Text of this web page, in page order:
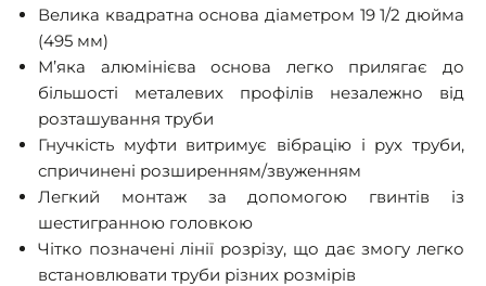
Велика квадратна основа діаметром 19 1/2 дюйма
(495 мм)
М’яка алюмінієва основа легко прилягає до
більшості металевих профілів незалежно від
розташування труби
Гнучкість муфти витримує вібрацію і рух труби,
спричинені розширенням/звуженням
Легкий монтаж за допомогою гвинтів із
шестигранною головкою
Чітко позначені лінії розрізу, що дає змогу легко
встановлювати труби різних розмірів